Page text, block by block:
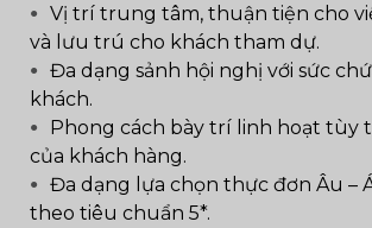
Vị trí trung tâm, thuận tiện cho
và lưu trú cho khách tham dự.
Đa dạng sảnh hội nghị với sức
khách.
Phong cách bày trí linh hoạt tùy
của khách hàng.
Đa dạng lựa chọn thực đơn Âu –
theo tiêu chuẩn 5*.